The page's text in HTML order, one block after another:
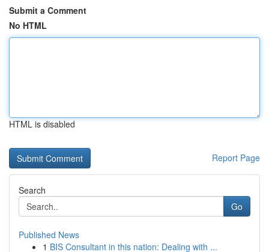
Submit a Comment
No HTML
HTML is disabled
Report Page
Search
Go
Published News
1 BIS Consultant in this nation: Dealing with ...